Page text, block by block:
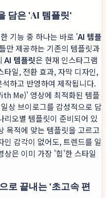
담은 'AI 템플릿'
기능 중 하나는 바로 'AI 템플
만 제공하는 기존의 템플릿과
AI 템플릿은 현재 인스타그램
타일, 전환 효과, 자막 디자인,
하고 반영하여 제작됩니다.
Me)' 영상에 최적화된 템플
상 브이로그를 감성적으로 담
리오별 템플릿이 준비되어 있
목적에 맞는 템플릿을 고르고
감각이 없어도, 트렌드를 일
상은 이미 가장 '힙'한 스타일
로 끝내는 '초고속 편